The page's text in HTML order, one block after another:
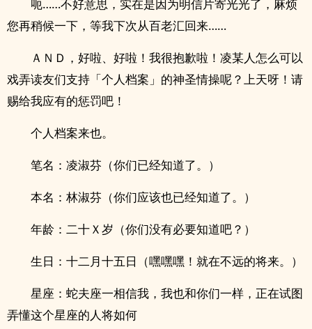
呃……不好意思，实在是因为明信片寄光光了，麻烦
您再稍候一下，等我下次从百老汇回来……
ＡＮＤ，好啦、好啦！我很抱歉啦！凌某人怎么可以
戏弄读友们支持「个人档案」的神圣情操呢？上天呀！请
赐给我应有的惩罚吧！
个人档案来也。
笔名：凌淑芬（你们已经知道了。）
本名：林淑芬（你们应该也已经知道了。）
年龄：二十Ｘ岁（你们没有必要知道吧？）
生日：十二月十五日（嘿嘿嘿！就在不远的将来。）
星座：蛇夫座一相信我，我也和你们一样，正在试图
弄懂这个星座的人将如何